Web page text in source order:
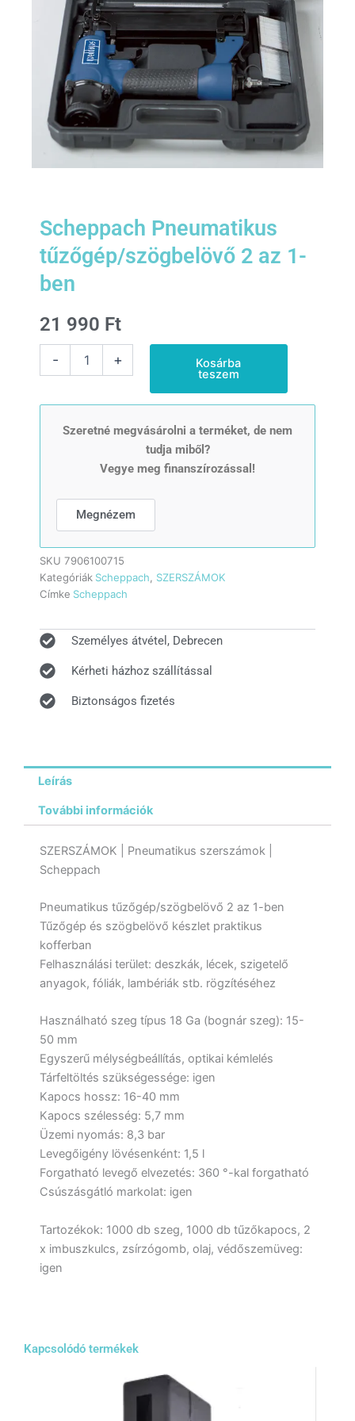
Scheppach Pneumatikus
tűzőgép/szögbelövő 2 az 1-
ben
21 990 Ft
-
Pneumatikus
+ Kosárba
teszem
Szeretné megvásárolni a terméket, de nem
tudja miből?
Vegye meg finanszírozással!
Megnézem
SKU 7906100715
Kategóriák Scheppach, SZERSZÁMOK
Címke Scheppach
Személyes átvétel, Debrecen
Kérheti házhoz szállítással
Biztonságos fizetés
Leírás
További információk
SZERSZÁMOK | Pneumatikus szerszámok |
Scheppach
Pneumatikus tűzőgép/szögbelövő 2 az 1-ben
Tűzőgép és szögbelövő készlet praktikus
kofferban
Felhasználási terület: deszkák, lécek, szigetelő
anyagok, fóliák, lambériák stb. rögzítéséhez
Használható szeg típus 18 Ga (bognár szeg): 15-
50 mm
Egyszerű mélységbeállítás, optikai kémlelés
Tárfeltöltés szükségessége: igen
Kapocs hossz: 16-40 mm
Kapocs szélesség: 5,7 mm
Üzemi nyomás: 8,3 bar
Levegőigény lövésenként: 1,5 l
Forgatható levegő elvezetés: 360 °-kal forgatható
Csúszásgátló markolat: igen
Tartozékok: 1000 db szeg, 1000 db tűzőkapocs, 2
x imbuszkulcs, zsírzógomb, olaj, védőszemüveg:
igen
Kapcsolódó termékek